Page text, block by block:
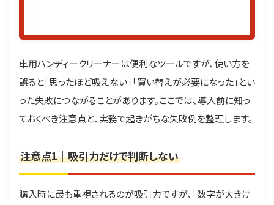
車用ハンディークリーナーは便利なツールですが、使い方を
誤ると「思ったほど吸えない」「買い替えが必要になった」とい
った失敗につながることがあります。ここでは、導入前に知っ
ておくべき注意点と、実務で起きがちな失敗例を整理します。
注意点1｜吸引力だけで判断しない
購入時に最も重視されるのが吸引力ですが、「数字が大きけ